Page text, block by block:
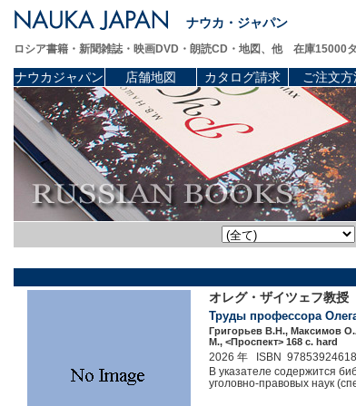
ナウカ・ジャパン
ロシア書籍・新聞雑誌・映画DVD・朗読CD・地図、他 在庫15000
ナウカジャパン 店舗地図 カタログ請求 ご注文方
オレグ・ザイツェフ教
Труды профессора
Григорьев В.Н., Максимов
М., <Проспект> 168 c. hard
2026 年 ISBN
В указателе содержится
уголовно-правовых наук